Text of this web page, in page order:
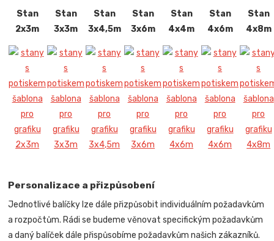
Stan
2x3m
Stan
3x3m
Stan
3x4,5m
Stan
3x6m
Stan
4x4m
Stan
4x6m
Stan
4x8m
Personalizace a přizpůsobení
Jednotlivé balíčky lze dále přizpůsobit individuálním požadavkům
a rozpočtům. Rádi se budeme věnovat specifickým požadavkům
a daný balíček dále přispůsobíme požadavkům našich zákazníků.